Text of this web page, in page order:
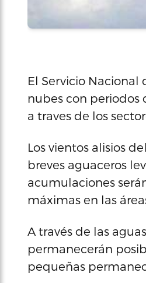
El Servicio
nubes con periodos
a traves de los
Los vientos alisios
breves aguaceros
acumulaciones
máximas en las
A través de las
permanecerán
pequeñas